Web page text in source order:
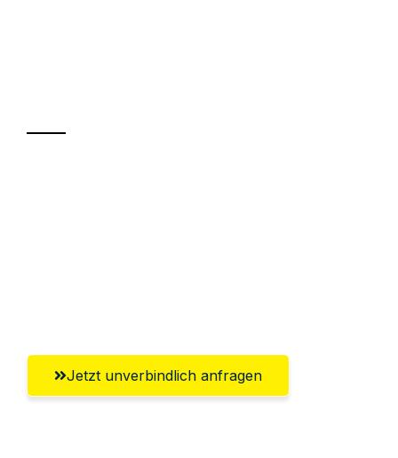
Jetzt unverbindlich anfragen